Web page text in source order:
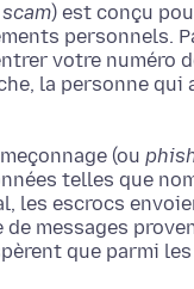
scam) est conçu
personnels.
votre numéro
la personne
(ou
telles que
les escrocs
messages
que parmi